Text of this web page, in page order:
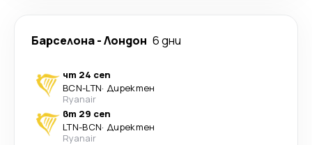
Барселона-Лондон 6 дни
чт 24 сеп
BCN-LTN· Директен
Ryanair
вт 29 сеп
LTN-BCN· Директен
Ryanair